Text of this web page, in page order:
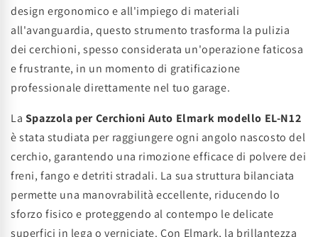
design ergonomico e all'impiego di materiali
all'avanguardia, questo strumento trasforma la pulizia
dei cerchioni, spesso considerata un'operazione faticosa
e frustrante, in un momento di gratificazione
professionale direttamente nel tuo garage.
La Spazzola per Cerchioni Auto Elmark modello EL-N12
è stata studiata per raggiungere ogni angolo nascosto del
cerchio, garantendo una rimozione efficace di polvere dei
freni, fango e detriti stradali. La sua struttura bilanciata
permette una manovrabilità eccellente, riducendo lo
sforzo fisico e proteggendo al contempo le delicate
superfici in lega o verniciate. Con Elmark, la brillantezza